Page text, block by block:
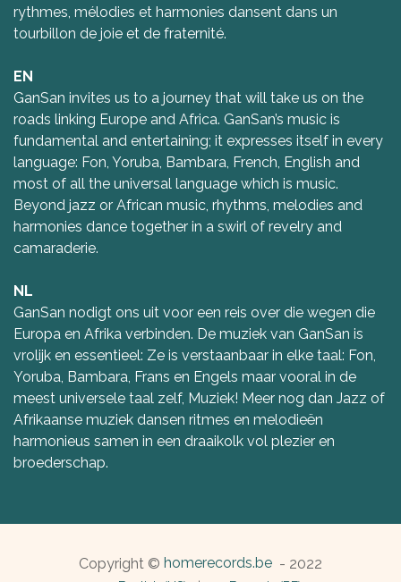
rythmes, mélodies et harmonies dansent dans un
tourbillon de joie et de fraternité.
EN
GanSan invites us to a journey that will take us on the
roads linking Europe and Africa. GanSan’s music is
fundamental and entertaining; it expresses itself in every
language: Fon, Yoruba, Bambara, French, English and
most of all the universal language which is music.
Beyond jazz or African music, rhythms, melodies and
harmonies dance together in a swirl of revelry and
camaraderie.
NL
GanSan nodigt ons uit voor een reis over die wegen die
Europa en Afrika verbinden. De muziek van GanSan is
vrolijk en essentieel: Ze is verstaanbaar in elke taal: Fon,
Yoruba, Bambara, Frans en Engels maar vooral in de
meest universele taal zelf, Muziek! Meer nog dan Jazz of
Afrikaanse muziek dansen ritmes en melodieën
harmonieus samen in een draaikolk vol plezier en
broederschap.
Copyright © homerecords.be - 2022